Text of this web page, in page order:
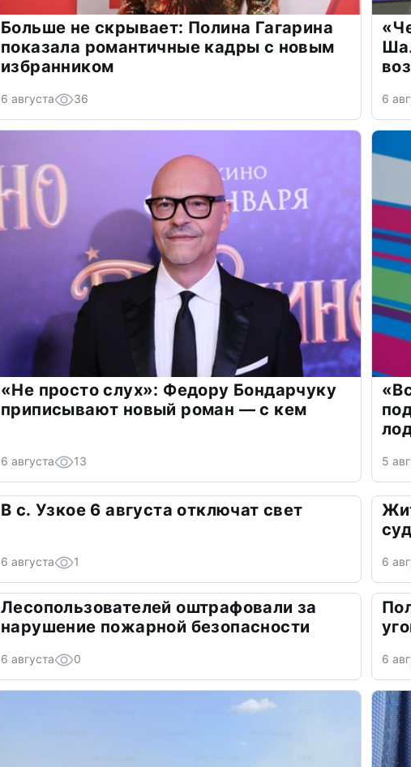
Больше не скрывает: Полина Гагарина
показала романтичные кадры с новым
избранником
6 августа 36 6
«Не просто слух»: Федору Бондарчуку
приписывают новый роман — с кем
6 августа 13 5
В с. Узкое 6 августа отключат свет
6 августа 1 6
Лесопользователей оштрафовали за
нарушение пожарной безопасности
6 августа 0 6